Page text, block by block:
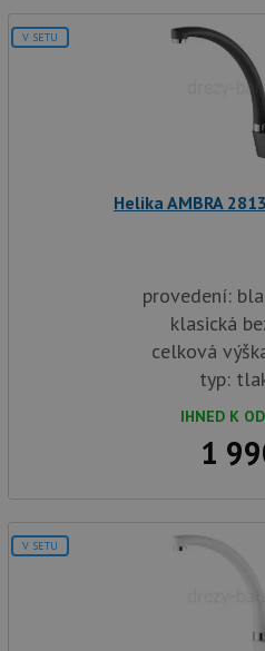
V SETU
Helika AMBRA
provedení:
klasická
celková
typ:
IHNED K
1
V SETU